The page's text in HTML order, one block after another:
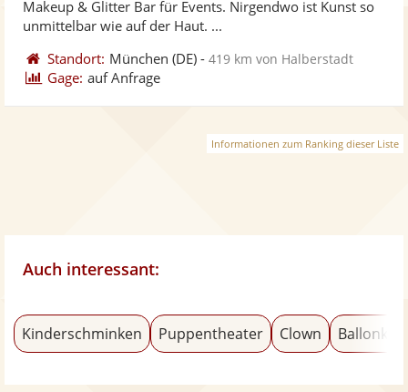
Makeup & Glitter Bar für Events. Nirgendwo ist Kunst so
unmittelbar wie auf der Haut. ...
Standort: München (DE) -419 km von Halberstadt
Gage: auf Anfrage
Informationen zum Ranking dieser Liste
Auch interessant:
Kinderschminken Puppentheater Clown